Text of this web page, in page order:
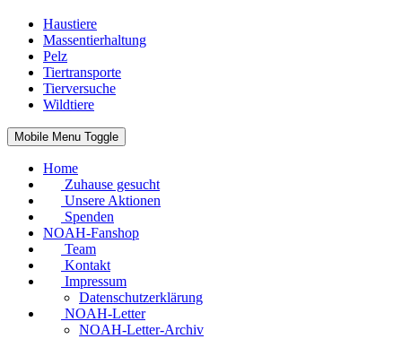
Haustiere
Massentierhaltung
Pelz
Tiertransporte
Tierversuche
Wildtiere
Mobile Menu Toggle
Home
Zuhause gesucht
Unsere Aktionen
Spenden
NOAH-Fanshop
Team
Kontakt
Impressum
Datenschutzerklärung
NOAH-Letter
NOAH-Letter-Archiv